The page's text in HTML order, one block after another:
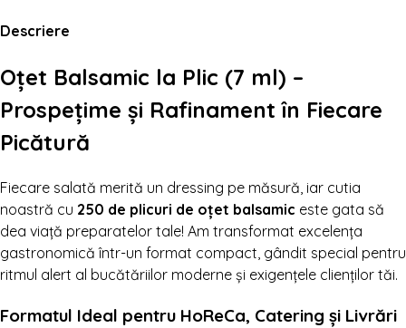
Descriere
Oțet Balsamic la Plic (7 ml) –
Prospețime și Rafinament în Fiecare
Picătură
Fiecare salată merită un dressing pe măsură, iar cutia
noastră cu 250 de plicuri de oțet balsamic este gata să
dea viață preparatelor tale! Am transformat excelența
gastronomică într-un format compact, gândit special pentru
ritmul alert al bucătăriilor moderne și exigențele clienților tăi.
Formatul Ideal pentru HoReCa, Catering și Livrări